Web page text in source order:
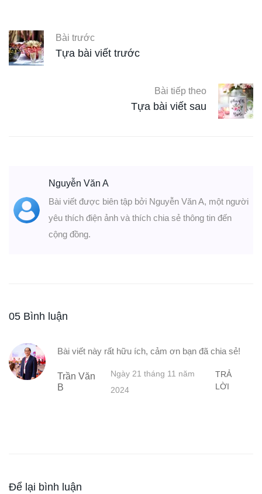
Bài trước
Tựa bài viết trước
Bài tiếp theo
Tựa bài viết sau
Nguyễn Văn A
Bài viết được biên tập bởi Nguyễn Văn A, một người
yêu thích điện ảnh và thích chia sẻ thông tin đến
cộng đồng.
05 Bình luận
Bài viết này rất hữu ích, cảm ơn bạn đã chia sẻ!
Trần Văn
B
Ngày 21 tháng 11 năm
2024
TRẢ
LỜI
Để lại bình luận